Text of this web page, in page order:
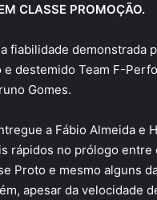
CLASSE PROMOÇÃO.
fiabilidade demonstrada
destemido Team F-
Gomes.
a Fábio Almeida e
rápidos no prólogo entre
Proto e mesmo alguns
apesar da velocidade